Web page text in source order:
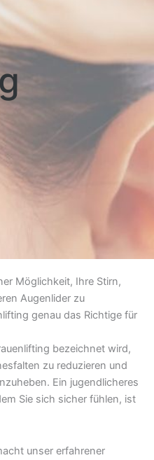
Möglichkeit, Ihre Stirn,
Augenlider zu
genau das Richtige für
bezeichnet wird,
zu reduzieren und
Ein jugendlicheres
Sie sich sicher fühlen, ist
unser erfahrener